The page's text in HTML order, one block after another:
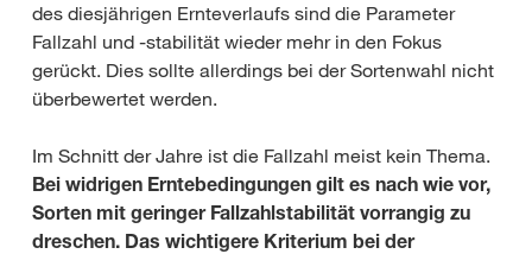
des diesjährigen Ernteverlaufs sind die Parameter
Fallzahl und -stabilität wieder mehr in den Fokus
gerückt. Dies sollte allerdings bei der Sortenwahl nicht
überbewertet werden.
Im Schnitt der Jahre ist die Fallzahl meist kein Thema.
Bei widrigen Erntebedingungen gilt es nach wie vor,
Sorten mit geringer Fallzahlstabilität vorrangig zu
dreschen. Das wichtigere Kriterium bei der